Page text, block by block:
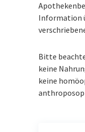
Information
Bitte
keine
keine